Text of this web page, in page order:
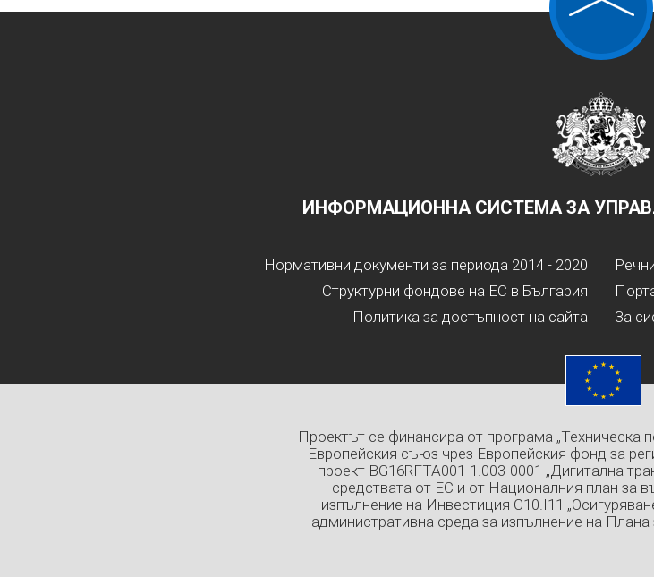
ИНФОРМАЦИОННА СИСТЕМА ЗА
Нормативни документи за периода 2014 - 2020
Структурни фондове на ЕС в България
Политика за достъпност на сайта
За
Проектът се финансира от програма „Техническа
Европейския съюз чрез Европейския фонд за
проект BG16RFTA001-1.003-0001 „Дигитална
средствата от ЕС и от Националния план за
изпълнение на Инвестиция C10.I11
административна среда за изпълнение на